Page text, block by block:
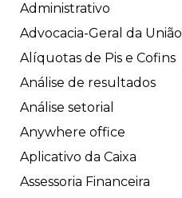
Administrativo
Advocacia-Geral da União
Alíquotas de Pis e Cofins
Análise de resultados
Análise setorial
Anywhere office
Aplicativo da Caixa
Assessoria Financeira